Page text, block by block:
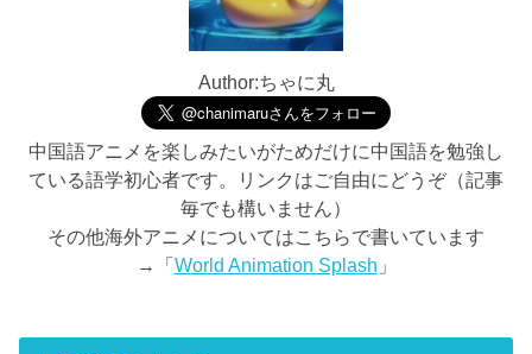
Author:ちゃに丸
中国語アニメを楽しみたいがためだけに中国語を勉強し
ている語学初心者です。リンクはご自由にどうぞ（記事
毎でも構いません）
その他海外アニメについてはこちらで書いています
→「World Animation Splash 」